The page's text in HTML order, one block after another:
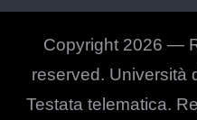
Copyright 2026 —
reserved. Università
Testata telematica.